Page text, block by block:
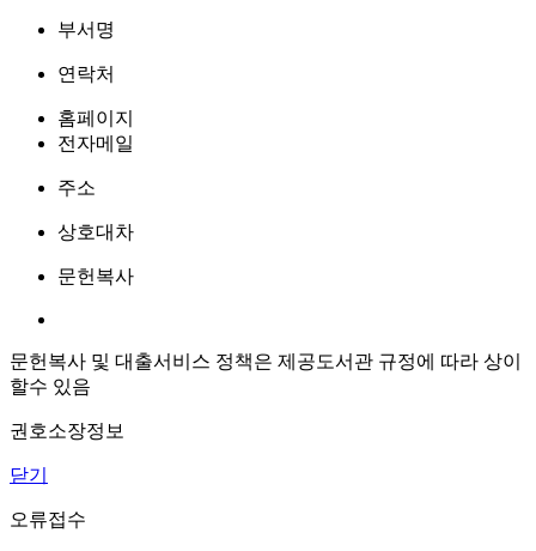
부서명
연락처
홈페이지
전자메일
주소
상호대차
문헌복사
문헌복사 및 대출서비스 정책은 제공도서관 규정에 따라 상이
할수 있음
권호소장정보
닫기
오류접수